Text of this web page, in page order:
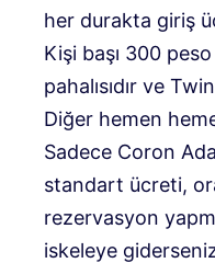
her durakta giriş
Kişi başı 300
pahalısıdır ve
Diğer hemen
Sadece Coron
standart ücreti,
rezervasyon
iskeleye